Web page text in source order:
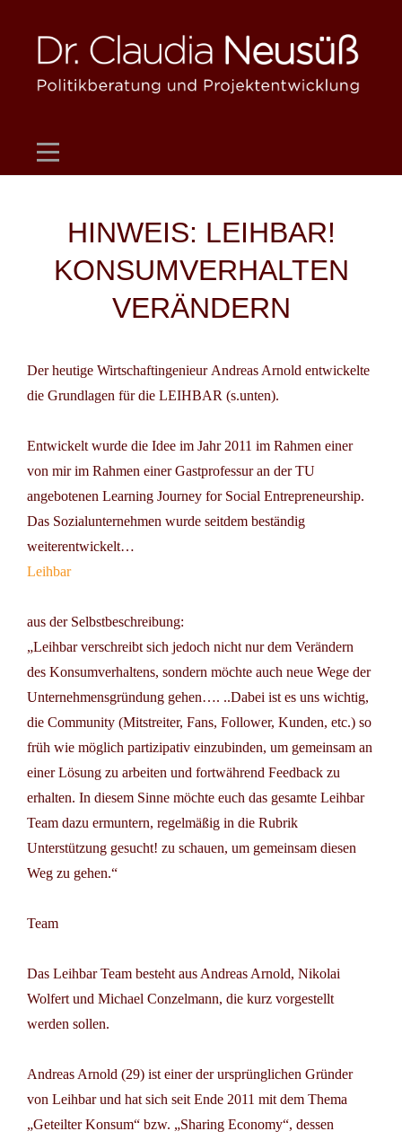
content
HINWEIS: LEIHBAR!
KONSUMVERHALTEN
VERÄNDERN
Der heutige Wirtschaftingenieur Andreas Arnold entwickelte
die Grundlagen für die LEIHBAR (s.unten).
Entwickelt wurde die Idee im Jahr 2011 im Rahmen einer
von mir im Rahmen einer Gastprofessur an der TU
angebotenen Learning Journey for Social Entrepreneurship.
Das Sozialunternehmen wurde seitdem beständig
weiterentwickelt…
Leihbar
aus der Selbstbeschreibung:
„Leihbar verschreibt sich jedoch nicht nur dem Verändern
des Konsumverhaltens, sondern möchte auch neue Wege der
Unternehmensgründung gehen…. ..Dabei ist es uns wichtig,
die Community (Mitstreiter, Fans, Follower, Kunden, etc.) so
früh wie möglich partizipativ einzubinden, um gemeinsam an
einer Lösung zu arbeiten und fortwährend Feedback zu
erhalten. In diesem Sinne möchte euch das gesamte Leihbar
Team dazu ermuntern, regelmäßig in die Rubrik
Unterstützung gesucht! zu schauen, um gemeinsam diesen
Weg zu gehen.“
Team
Das Leihbar Team besteht aus Andreas Arnold, Nikolai
Wolfert und Michael Conzelmann, die kurz vorgestellt
werden sollen.
Andreas Arnold (29) ist einer der ursprünglichen Gründer
von Leihbar und hat sich seit Ende 2011 mit dem Thema
„Geteilter Konsum“ bzw. „Sharing Economy“, dessen
Beitragsnavigation